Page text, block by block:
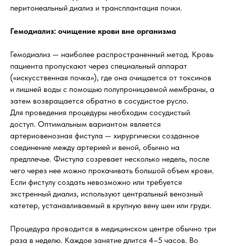
перитонеальный диализ и трансплантация почки.
Гемодиализ: очищение крови вне организма
Гемодиализ — наиболее распространенный метод. Кровь
пациента пропускают через специальный аппарат
(«искусственная почка»), где она очищается от токсинов
и лишней воды с помощью полупроницаемой мембраны, а
затем возвращается обратно в сосудистое русло.
Для проведения процедуры необходим сосудистый
доступ. Оптимальным вариантом является
артериовенозная фистула — хирургически созданное
соединение между артерией и веной, обычно на
предплечье. Фистула созревает несколько недель, после
чего через нее можно прокачивать большой объем крови.
Если фистулу создать невозможно или требуется
экстренный диализ, используют центральный венозный
катетер, устанавливаемый в крупную вену шеи или груди.
Процедура проводится в медицинском центре обычно три
раза в неделю. Каждое занятие длится 4–5 часов. Во